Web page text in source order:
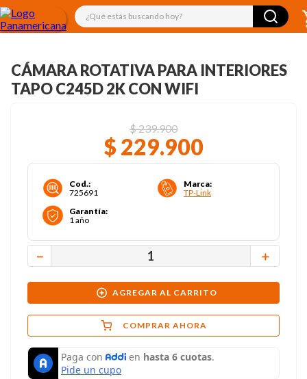
¿Qué estás buscando hoy?
CÁMARA ROTATIVA PARA INTERIORES
TAPO C245D 2K CON WIFI
$239.900
$ 229.900
Cod.:
725691
Marca:
TP-Link
Garantía:
1 año
＋
－
AGREGAR AL CARRITO
COMPRAR AHORA